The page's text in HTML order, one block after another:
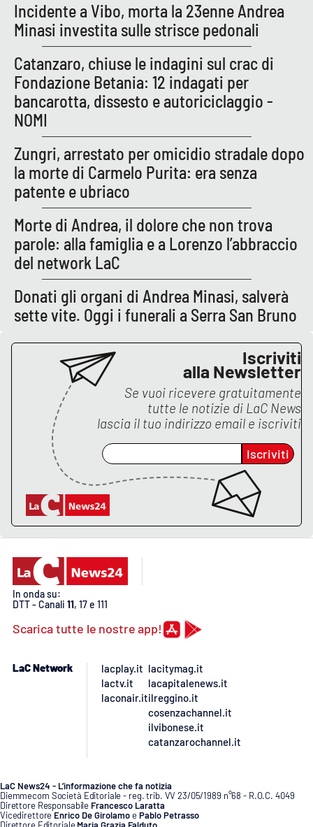
Destinazioni
Eventi
Food
Storie
LAC
NETWORK
Lacplay.it
Lactv.it
Laconair.it
Lacitymag.it
Lacapitalenews.it
Ilreggino.it
Cosenzachannel.it
Ilvibonese.it
Catanzarochannel.it
APP
Android
Apple
Incidente a Vibo, morta la 23enne Andrea
Minasi investita sulle strisce pedonali
Catanzaro, chiuse le indagini sul crac di
Fondazione Betania: 12 indagati per
bancarotta, dissesto e autoriciclaggio -
NOMI
Zungri, arrestato per omicidio stradale dopo
la morte di Carmelo Purita: era senza
patente e ubriaco
Morte di Andrea, il dolore che non trova
parole: alla famiglia e a Lorenzo l’abbraccio
del network LaC
Donati gli organi di Andrea Minasi, salverà
sette vite. Oggi i funerali a Serra San Bruno
Iscriviti
alla Newsletter
Se vuoi ricevere gratuitamente
tutte le notizie di LaC News
lascia il tuo indirizzo email e iscriviti
Iscriviti
In onda su:
DTT - Canali 11, 17 e 111
Scarica tutte le nostre app!
LaC Network
lacplay.it
lactv.it
laconair.it
lacitymag.it
lacapitalenews.it
ilreggino.it
cosenzachannel.it
ilvibonese.it
catanzarochannel.it
LaC News24 - L’informazione che fa notizia
Diemmecom Società Editoriale - reg. trib. VV 23/05/1989 n°68 - R.O.C. 4049
Direttore Responsabile Francesco Laratta
Vicedirettore Enrico De GirolamoePablo Petrasso